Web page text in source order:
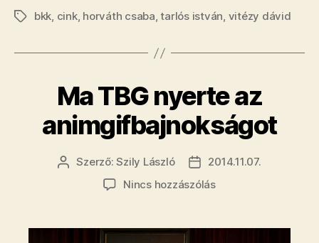
együtt
a
Vitézy
ellen”
Címkék
bkk, cink, horváth csaba,tarlós istván, vitézy dávid
​Ma TBG nyerte az
animgifbajnokságot
Bejegyzés
szerzője
Szerző:Szily László
Bejegyzés
dátuma
2014.11.07.
Nincs hozzászólása(z)
TBG